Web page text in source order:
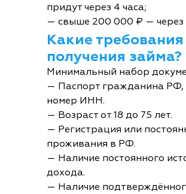
придут через 4 часа;
— свыше 200 000 ₽ — через
Какие
получения займа?
Минимальный набор
— Паспорт гражданина
номер ИНН.
— Возраст от 18 до 75 лет.
— Регистрация или
проживания в РФ.
— Наличие постоянного
дохода.
— Наличие